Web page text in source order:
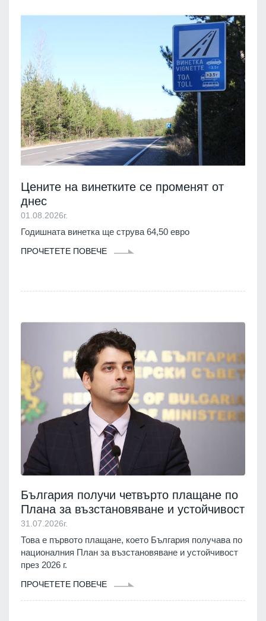
Цените на винетките се променят от
днес
01.08.2026г.
Годишната винетка ще струва 64,50 евро
ПРОЧЕТЕТЕ ПОВЕЧЕ
България получи четвърто плащане по
Плана за възстановяване и устойчивост
31.07.2026г.
Това е първото плащане, което България получава по
националния План за възстановяване и устойчивост
през 2026 г.
ПРОЧЕТЕТЕ ПОВЕЧЕ